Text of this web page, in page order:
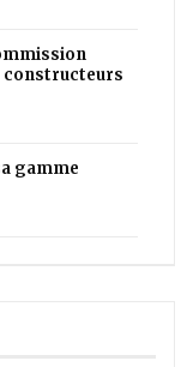
constructeurs
gamme